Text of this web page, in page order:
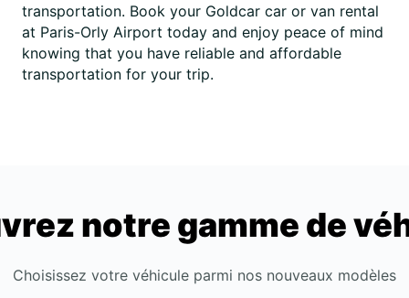
transportation. Book your Goldcar car or van rental
at Paris-Orly Airport today and enjoy peace of mind
knowing that you have reliable and affordable
transportation for your trip.
notre gamme de
Choisissez votre véhicule parmi nos nouveaux modèles